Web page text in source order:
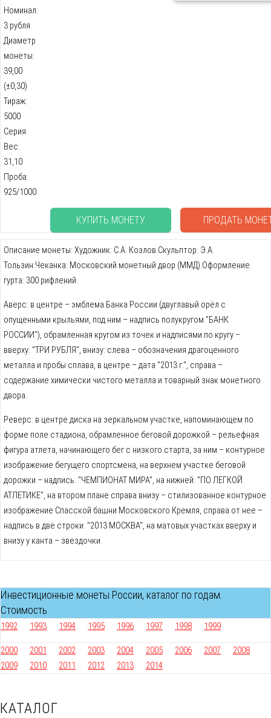
Номинал:
3 рубля
Диаметр
монеты:
39,00
(±0,30)
Тираж:
5000
Серия:
Вес:
31,10
Проба:
925/1000
КУПИТЬ МОНЕТУ ПРОДАТЬ
Описание монеты: Художник: С.А. Козлов.Скульптор: Э.А.
Тользин.Чеканка: Московский монетный двор (ММД).Оформление
гурта: 300 рифлений.
Аверс: в центре – эмблема Банка России (двуглавый орёл с
опущенными крыльями, под ним – надпись полукругом "БАНК
РОССИИ"), обрамленная кругом из точек и надписями по кругу –
вверху: "ТРИ РУБЛЯ", внизу: слева – обозначения драгоценного
металла и пробы сплава, в центре – дата "2013 г.", справа –
содержание химически чистого металла и товарный знак монетного
двора.
Реверс: в центре диска на зеркальном участке, напоминающем по
форме поле стадиона, обрамленное беговой дорожкой – рельефная
фигура атлета, начинающего бег с низкого старта, за ним – контурное
изображение бегущего спортсмена, на верхнем участке беговой
дорожки – надпись: "ЧЕМПИОНАТ МИРА", на нижней: "ПО ЛЕГКОЙ
АТЛЕТИКЕ", на втором плане справа внизу – стилизованное контурное
изображение Спасской башни Московского Кремля, справа от нее –
надпись в две строки: "2013 МОСКВА", на матовых участках вверху и
внизу у канта – звездочки.
Инвестиционные монеты России, каталог по годам.
Стоимость
1992 1993 1994 1995 1996 1997 1998 1999
2000 2001 2002 2003 2004 2005 2006 2007
2008
2009
2010 2011 2012 2013 2014
КАТАЛОГ